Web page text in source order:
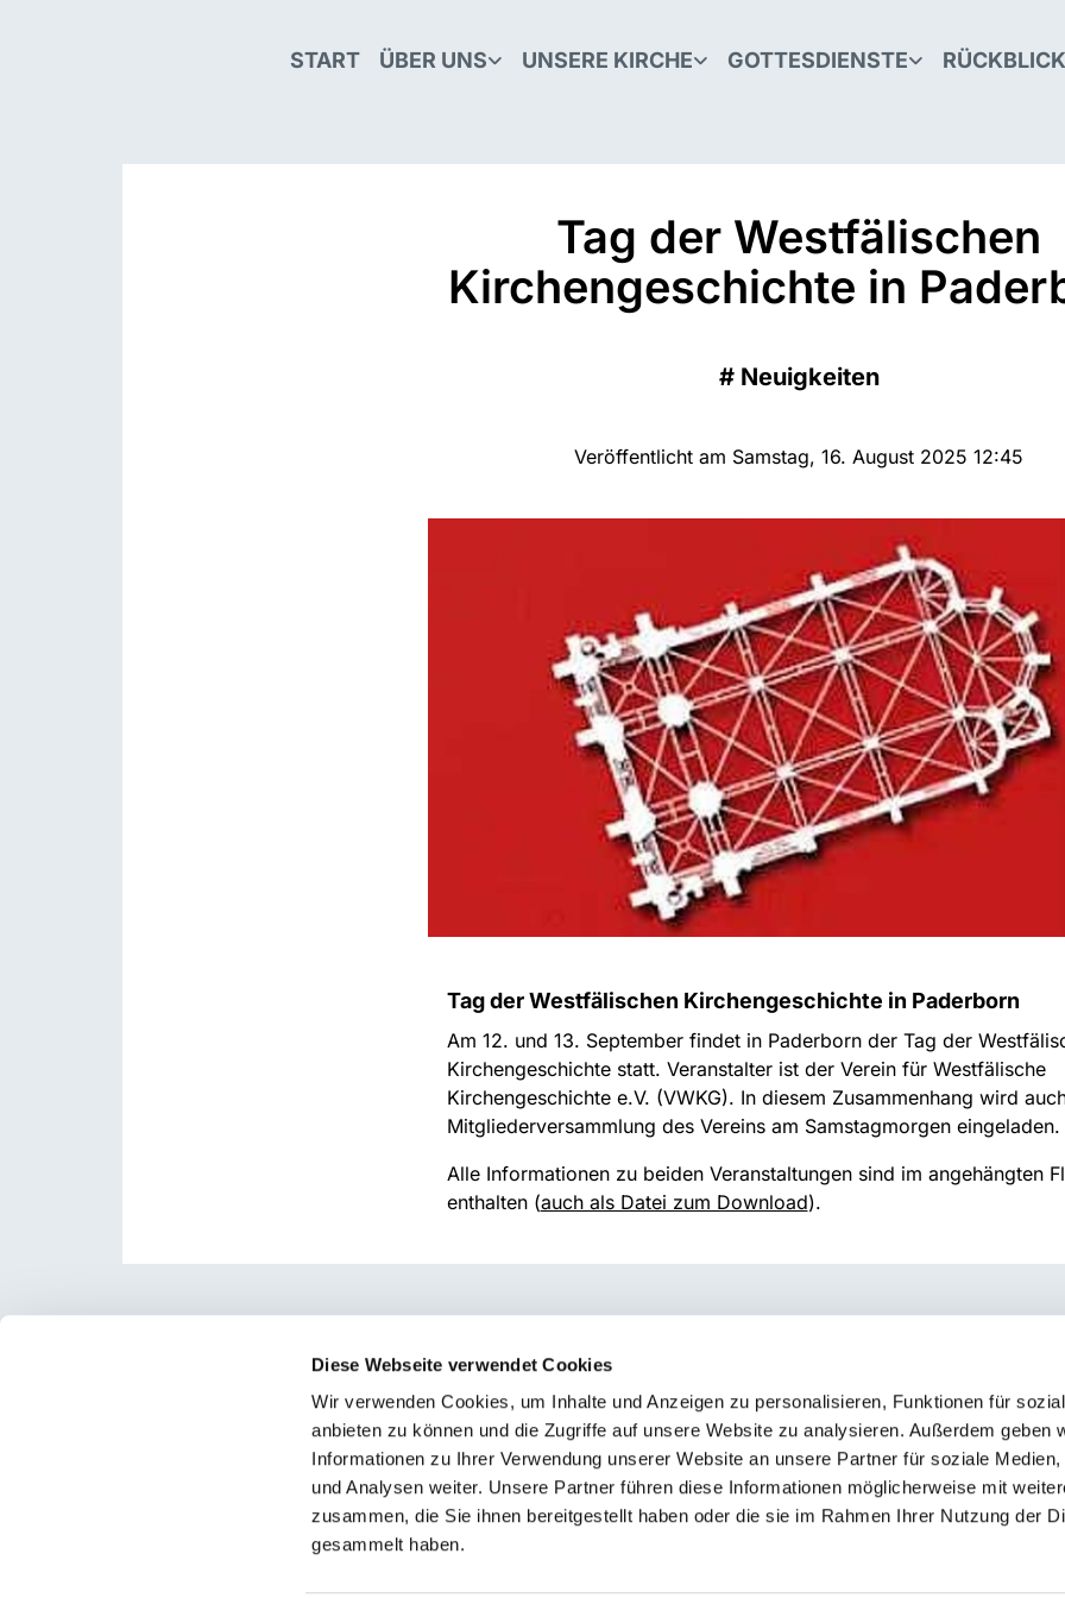
Diese Webseite verwendet Cookies
Wir verwenden Cookies, um Inhalte und Anzeigen zu personalisieren, Funktionen für
anbieten zu können und die Zugriffe auf unsere Website zu analysieren. Außerdem geben
Informationen zu Ihrer Verwendung unserer Website an unsere Partner für soziale Medien,
und Analysen weiter. Unsere Partner führen diese Informationen möglicherweise mit
zusammen, die Sie ihnen bereitgestellt haben oder die sie im Rahmen Ihrer Nutzung der
gesammelt haben.
START ÜBER UNS UNSERE KIRCHE GOTTESDIENSTE
Tag der Westfälischen
Kirchengeschichte in
# Neuigkeiten
Veröffentlicht am Samstag, 16. August 2025 12:45
Tag der Westfälischen Kirchengeschichte in Paderborn
Am 12. und 13. September findet in Paderborn der Tag der
Kirchengeschichte statt. Veranstalter ist der Verein für Westfälische
Kirchengeschichte e.V. (VWKG). In diesem Zusammenhang wird
Mitgliederversammlung des Vereins am Samstagmorgen eingeladen.
Alle Informationen zu beiden Veranstaltungen sind im angehängten
enthalten (auch als Datei zum Download).
Erklärung zur Barrierefreiheit